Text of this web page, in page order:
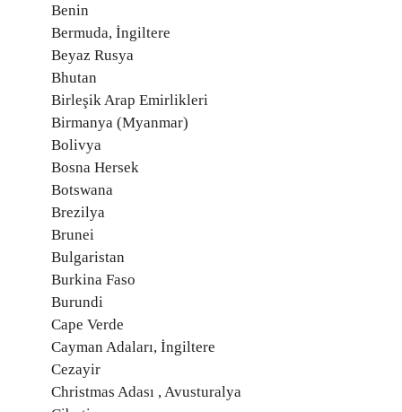
Benin
Bermuda, İngiltere
Beyaz Rusya
Bhutan
Birleşik Arap Emirlikleri
Birmanya (Myanmar)
Bolivya
Bosna Hersek
Botswana
Brezilya
Brunei
Bulgaristan
Burkina Faso
Burundi
Cape Verde
Cayman Adaları, İngiltere
Cezayir
Christmas Adası , Avusturalya